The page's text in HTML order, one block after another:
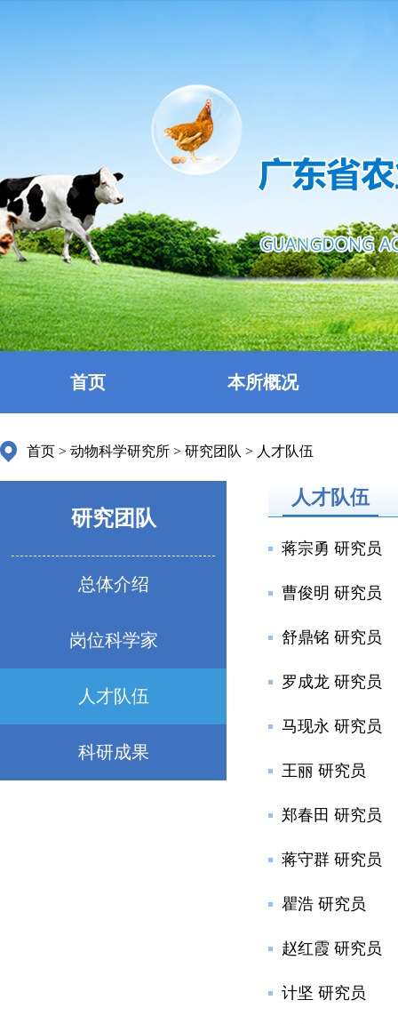
首页 本所概况
首页 > 动物科学研究所 > 研究团队 > 人才队伍
研究团队
总体介绍
岗位科学家
人才队伍
科研成果
人才队伍
蒋宗勇 研究员
曹俊明 研究员
舒鼎铭 研究员
罗成龙 研究员
马现永 研究员
王丽 研究员
郑春田 研究员
蒋守群 研究员
瞿浩 研究员
赵红霞 研究员
计坚 研究员